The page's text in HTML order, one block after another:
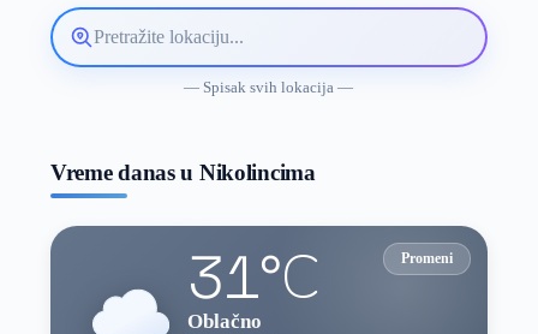
Pretražite
lokaciju
— Spisak svih lokacija —
Vreme danas u Nikolincima
Promeni
31°C
Oblačno